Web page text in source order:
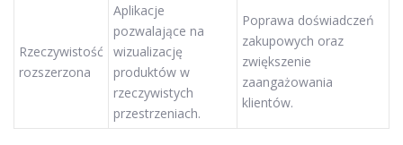
Rzeczywistość
rozszerzona
Aplikacje
pozwalające na
wizualizację
produktów w
rzeczywistych
przestrzeniach.
Poprawa doświadczeń
zakupowych oraz
zwiększenie
zaangażowania
klientów.